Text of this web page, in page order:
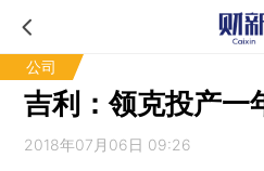
公司
吉利：领克投产一
2018年07月06日 09:26